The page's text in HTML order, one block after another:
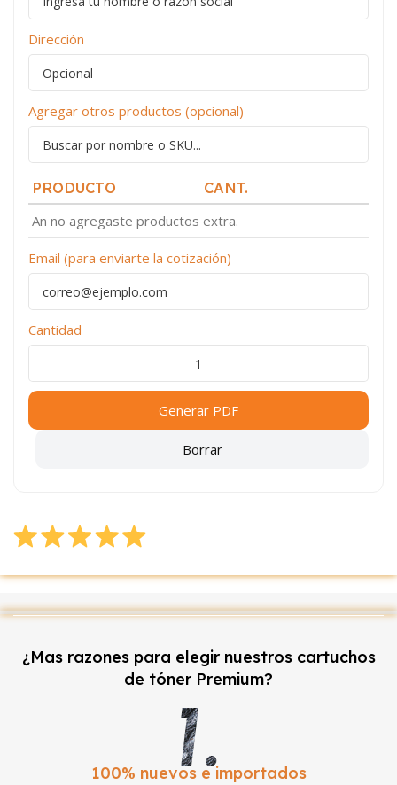
Dirección
Agregar otros productos (opcional)
PRODUCTO CANT.
An no agregaste productos extra.
Email (para enviarte la cotización)
Cantidad
Generar PDF
Borrar
¿Mas razones para elegir nuestros cartuchos
de tóner Premium?
100% nuevos e importados